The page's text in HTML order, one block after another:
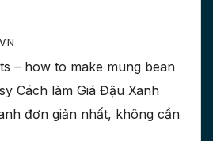
VN
– how to make mung bean
Cách làm Giá Đậu Xanh
đơn giản nhất, không cần